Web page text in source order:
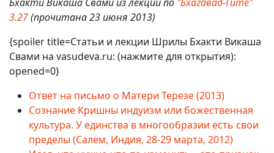
3.27(прочитана 23 июня 2013)
{spoiler title=Статьи и лекции Шрилы Бхакти Викаша
Свами на vasudeva.ru: (нажмите для открытия):
opened=0}
Ответ на письмо о Матери Терезе (2013)
Сознание Кришны индуизм или божественная
культура. У единства в многообразии есть свои
пределы (Салем, Индия, 28-29 марта, 2012)